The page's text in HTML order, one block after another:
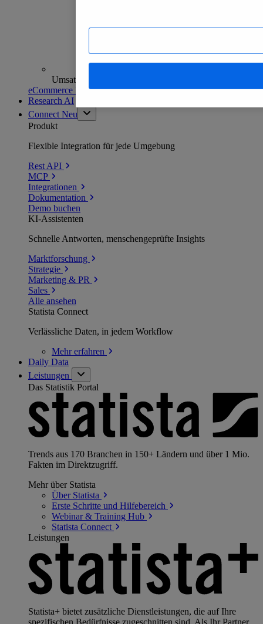
Umsatzanalysen und -prognosen
eCommerce Insights entdecken
Research AI
Connect Neu
Produkt
Flexible Integration für jede Umgebung
Rest API
MCP
Integrationen
Dokumentation
Demo buchen
KI-Assistenten
Schnelle Antworten, menschengeprüfte Insights
Marktforschung
Strategie
Marketing & PR
Sales
Alle ansehen
Statista Connect
Verlässliche Daten, in jedem Workflow
Mehrerfahren
Daily Data
Leistungen
Das Statistik Portal
Trends aus 170 Branchen in 150+ Ländern und über 1 Mio.
Fakten im Direktzugriff.
Mehr über Statista
Über Statista
Erste Schritte und Hilfebereich
Webinar & Training Hub
Statista Connect
Leistungen
Statista+ bietet zusätzliche Dienstleistungen, die auf Ihre
spezifischen Bedürfnisse zugeschnitten sind. Als Ihr Partner